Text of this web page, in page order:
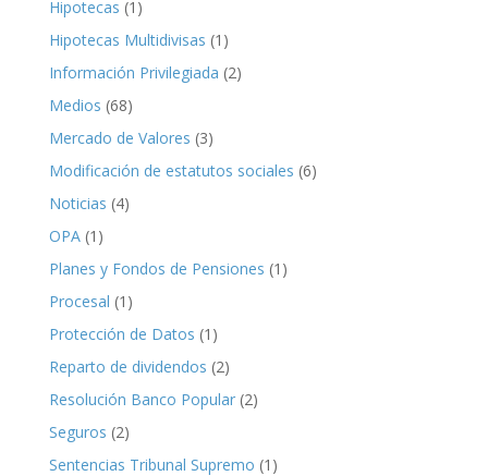
Hipotecas (1)
Hipotecas Multidivisas (1)
Información Privilegiada (2)
Medios (68)
Mercado de Valores (3)
Modificación de estatutos sociales (6)
Noticias (4)
OPA(1)
Planes y Fondos de Pensiones (1)
Procesal (1)
Protección de Datos (1)
Reparto de dividendos (2)
Resolución Banco Popular(2)
Seguros (2)
Sentencias Tribunal Supremo (1)